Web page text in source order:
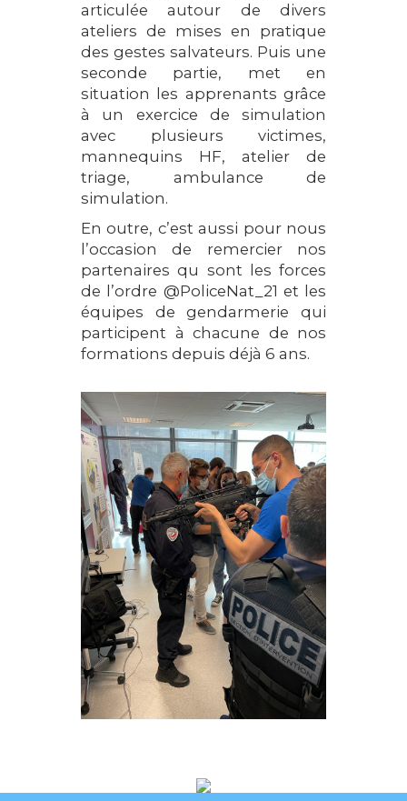
articulée autour de divers
ateliers de mises en pratique
des gestes salvateurs. Puis une
seconde partie, met en
situation les apprenants grâce
à un exercice de simulation
avec plusieurs victimes,
mannequins HF, atelier de
triage, ambulance de
simulation.
En outre, c’est aussi pour nous
l’occasion de remercier nos
partenaires qu sont les forces
de l’ordre @PoliceNat_21 et les
équipes de gendarmerie qui
participent à chacune de nos
formations depuis déjà 6 ans.